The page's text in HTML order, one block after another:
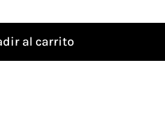
diseño
exclusivo
al carrito